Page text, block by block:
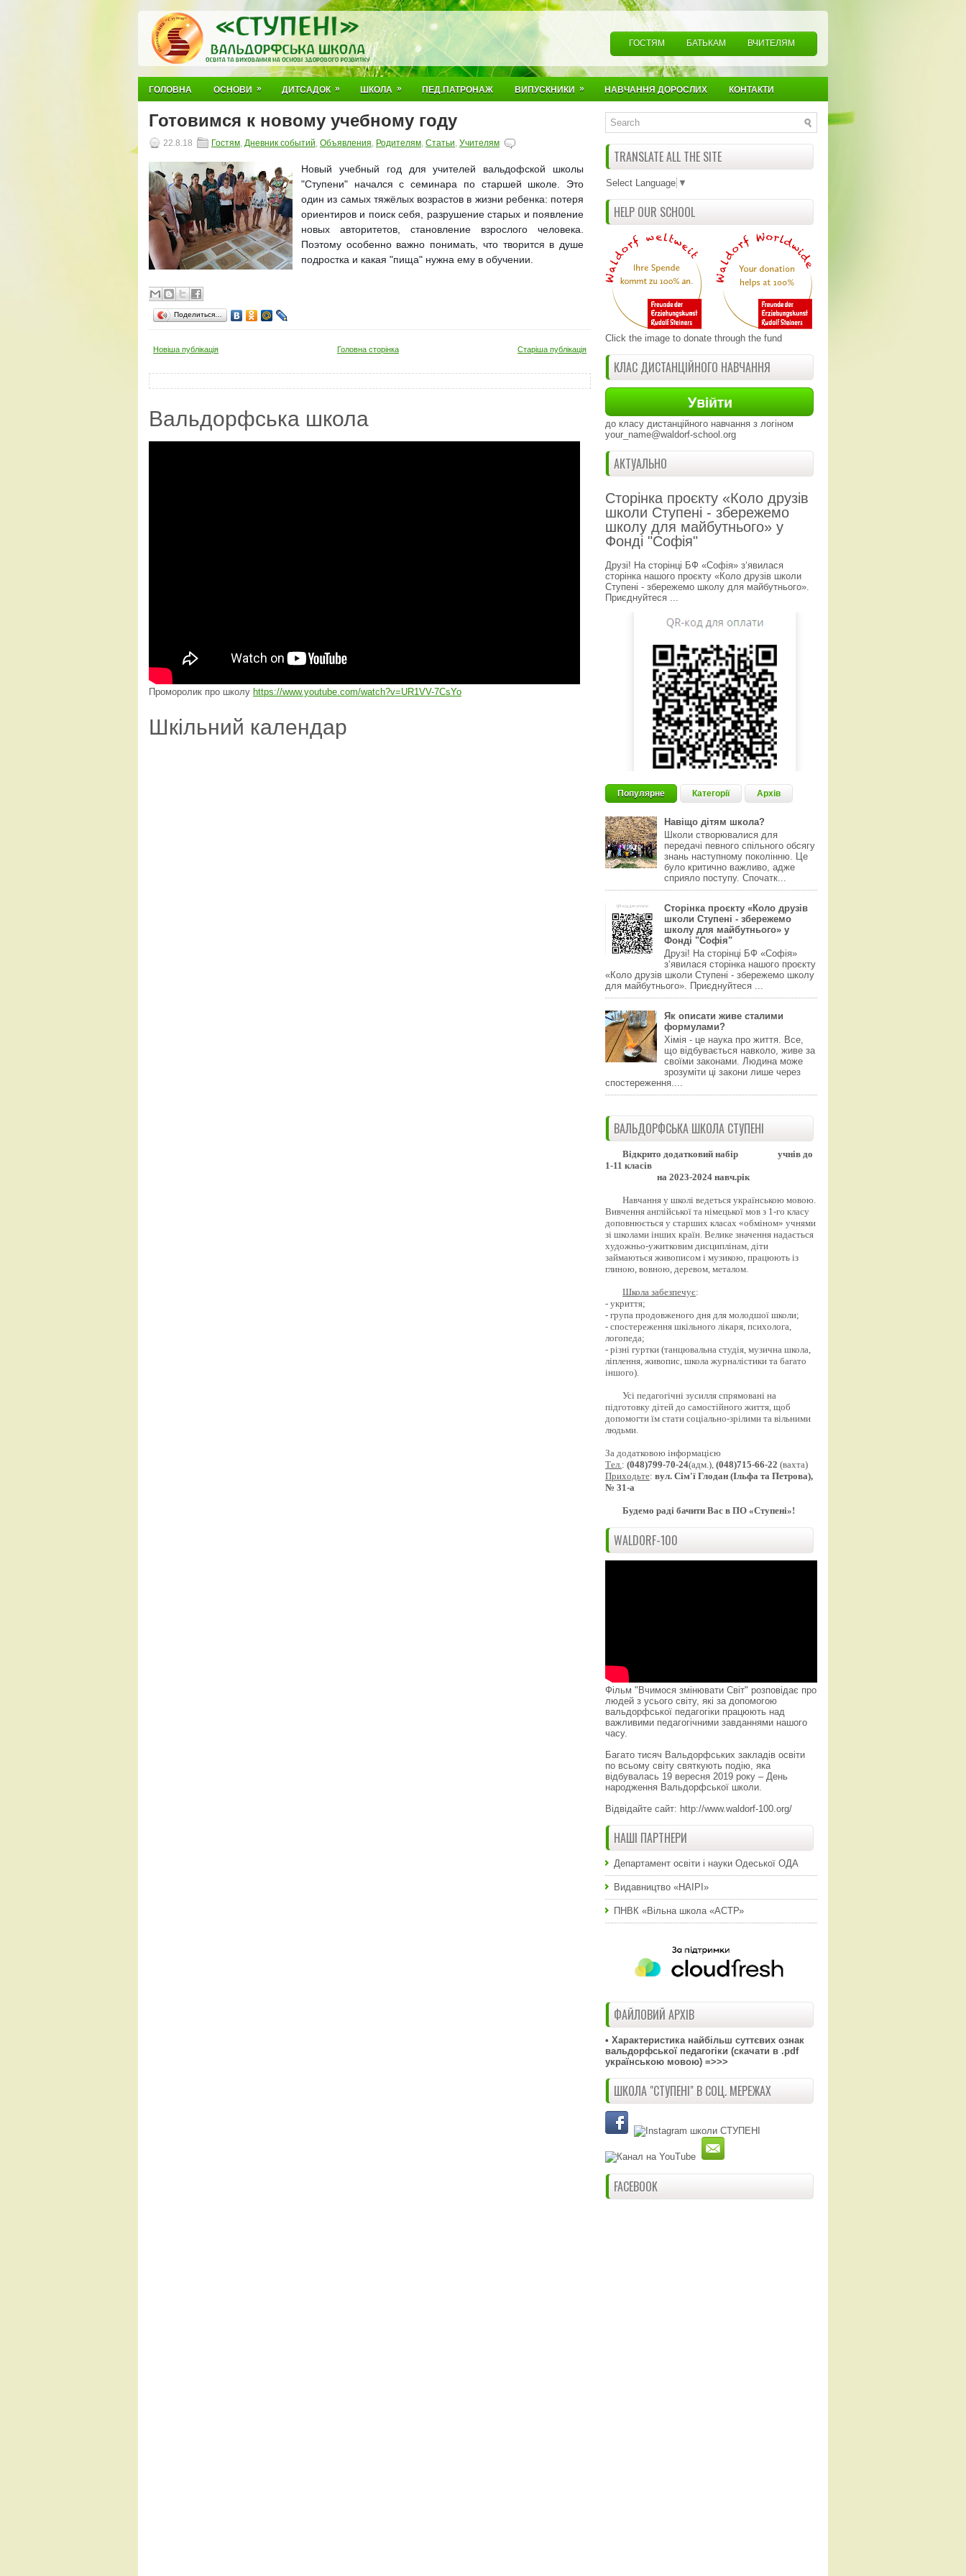
ГОСТЯМ БАТЬКАМ ВЧИТЕЛЯМ
ГОЛОВНА ОСНОВИ » ДИТСАДОК » ШКОЛА » ПЕД.ПАТРОНАЖ ВИПУСКНИКИ » НАВЧАННЯ ДОРОСЛИХ КОНТАКТИ
Готовимся к новому учебному году
22.8.18 Гостям, Дневник событий, Объявления, Родителям, Статьи, Учителям
Новый учебный год для учителей вальдофской школы
"Ступени" начался с семинара по старшей школе. Это
один из самых тяжёлых возрастов в жизни ребенка: потеря
ориентиров и поиск себя, разрушение старых и появление
новых авторитетов, становление взрослого человека.
Поэтому особенно важно понимать, что творится в душе
подростка и какая "пища" нужна ему в обучении.
Поделиться…
Новіша публікація Старіша публікація
Головна сторінка
Вальдорфська школа
Проморолик про школу https://www.youtube.com/watch?v=UR1VV-7CsYo
Шкільний календар
TRANSLATE ALL THE SITE
Select Language ▼
HELP OUR SCHOOL
Click the image to donate through the fund
КЛАС ДИСТАНЦІЙНОГО НАВЧАННЯ
до класу дистанційного навчання з логіном
your_name@waldorf-school.org
АКТУАЛЬНО
Сторінка проєкту «Коло друзів
школи Ступені - збережемо
школу для майбутнього» у
Фонді "Софія"
Друзі! На сторінці БФ «Софія» з‘явилася
сторінка нашого проєкту «Коло друзів школи
Ступені - збережемо школу для майбутнього».
Приєднуйтеся ...
Популярне Категорії Архів
Навіщо дітям школа?
Школи створювалися для
передачі певного спільного обсягу
знань наступному поколінню. Це
було критично важливо, адже
сприяло поступу. Спочатк...
Сторінка проєкту «Коло друзів
школи Ступені - збережемо
школу для майбутнього» у
Фонді "Софія"
Друзі! На сторінці БФ «Софія»
з‘явилася сторінка нашого проєкту
«Коло друзів школи Ступені - збережемо школу
для майбутнього». Приєднуйтеся ...
Як описати живе сталими
формулами?
Хімія - це наука про життя. Все,
що відбувається навколо, живе за
своїми законами. Людина може
зрозуміти ці закони лише через
спостереження....
ВАЛЬДОРФСЬКА ШКОЛА СТУПЕНІ
Відкрито додатковий набір
учнів до
1-11 класів
на 2023-2024 навч.рік
Навчання у школі ведеться українською мовою.
Вивчення англійської та німецької мов з 1-го класу
доповнюється у старших класах «обміном» учнями
зі школами інших країн. Велике значення надається
художньо-ужитковим дисциплінам, діти
займаються живописом і музикою, працюють із
глиною, вовною, деревом, металом.
Школа забезпечує:
- укриття;
- група продовженого дня для молодшої школи;
- спостереження шкільного лікаря, психолога,
логопеда;
- різні гуртки (танцювальна студія, музична школа,
ліплення, живопис, школа журналістики та багато
іншого).
Усі педагогічні зусилля спрямовані на
підготовку дітей до самостійного життя, щоб
допомогти їм стати соціально-зрілими та вільними
людьми.
За додатковою інформацією
Тел. : (048)799-70-24(адм.), (048)715-66-22 (вахта)
Приходьте: вул. Сім'ї Глодан (Ільфа та Петрова),
№ 31-а
Будемо раді бачити Вас в ПО «Ступені»!
WALDORF-100
Фільм "Вчимося змінювати Світ" розповідає про
людей з усього світу, які за допомогою
вальдорфської педагогіки працюють над
важливими педагогічними завданнями нашого
часу.
Багато тисяч Вальдорфських закладів освіти
по всьому світу святкують подію, яка
відбувалась 19 вересня 2019 року – День
народження Вальдорфської школи.
Відвідайте сайт: http://www.waldorf-100.org/
НАШІ ПАРТНЕРИ
Департамент освіти і науки Одеської ОДА
Видавництво «НАІРІ»
ПНВК «Вільна школа «АСТР»
ФАЙЛОВИЙ АРХІВ
• Характеристика найбільш суттєвих ознак
вальдорфської педагогіки (скачати в .pdf
українською мовою) =>>>
ШКОЛА "СТУПЕНІ" В СОЦ. МЕРЕЖАХ
FACEBOOK